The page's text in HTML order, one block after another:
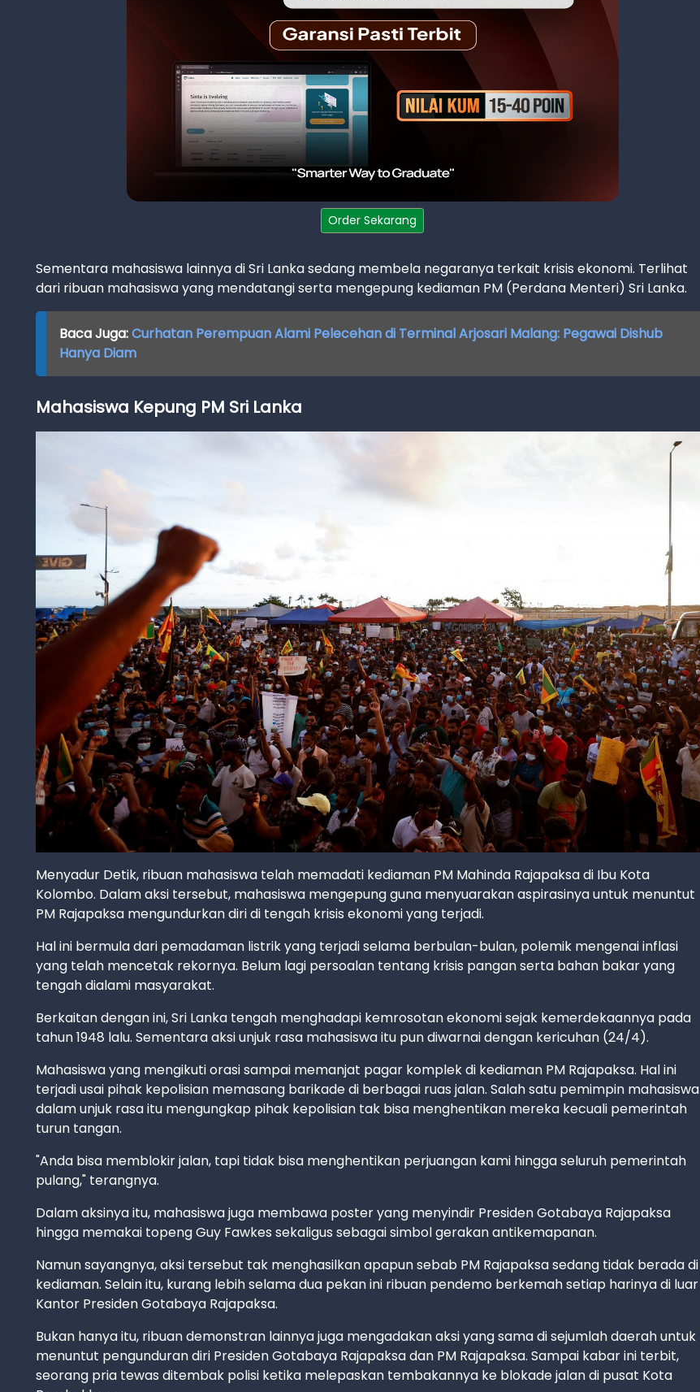
Order Sekarang
Sementara mahasiswa lainnya di Sri Lanka sedang membela negaranya terkait krisis ekonomi. Terlihat
dari ribuan mahasiswa yang mendatangi serta mengepung kediaman PM (Perdana Menteri) Sri Lanka.
Baca Juga:Curhatan Perempuan Alami Pelecehan di Terminal Arjosari Malang: Pegawai Dishub
Hanya Diam
Mahasiswa Kepung PM Sri Lanka
Menyadur Detik, ribuan mahasiswa telah memadati kediaman PM Mahinda Rajapaksa di Ibu Kota
Kolombo. Dalam aksi tersebut, mahasiswa mengepung guna menyuarakan aspirasinya untuk menuntut
PM Rajapaksa mengundurkan diri di tengah krisis ekonomi yang terjadi.
Hal ini bermula dari pemadaman listrik yang terjadi selama berbulan-bulan, polemik mengenai inflasi
yang telah mencetak rekornya. Belum lagi persoalan tentang krisis pangan serta bahan bakar yang
tengah dialami masyarakat.
Berkaitan dengan ini, Sri Lanka tengah menghadapi kemrosotan ekonomi sejak kemerdekaannya pada
tahun 1948 lalu. Sementara aksi unjuk rasa mahasiswa itu pun diwarnai dengan kericuhan (24/4).
Mahasiswa yang mengikuti orasi sampai memanjat pagar komplek di kediaman PM Rajapaksa. Hal ini
terjadi usai pihak kepolisian memasang barikade di berbagai ruas jalan. Salah satu pemimpin mahasiswa
dalam unjuk rasa itu mengungkap pihak kepolisian tak bisa menghentikan mereka kecuali pemerintah
turun tangan.
"Anda bisa memblokir jalan, tapi tidak bisa menghentikan perjuangan kami hingga seluruh pemerintah
pulang," terangnya.
Dalam aksinya itu, mahasiswa juga membawa poster yang menyindir Presiden Gotabaya Rajapaksa
hingga memakai topeng Guy Fawkes sekaligus sebagai simbol gerakan antikemapanan.
Namun sayangnya, aksi tersebut tak menghasilkan apapun sebab PM Rajapaksa sedang tidak berada di
kediaman. Selain itu, kurang lebih selama dua pekan ini ribuan pendemo berkemah setiap harinya di luar
Kantor Presiden Gotabaya Rajapaksa.
Bukan hanya itu, ribuan demonstran lainnya juga mengadakan aksi yang sama di sejumlah daerah untuk
menuntut pengunduran diri Presiden Gotabaya Rajapaksa dan PM Rajapaksa. Sampai kabar ini terbit,
seorang pria tewas ditembak polisi ketika melepaskan tembakannya ke blokade jalan di pusat Kota